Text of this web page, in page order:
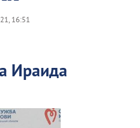
16:51
Ираида